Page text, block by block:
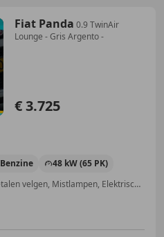
Fiat Panda 0.9 TwinAir
Lounge - Gris Argento -
€ 3.725
Benzine
48 kW (65 PK)
Met onderhoudshistorie, Lichtmetalen velgen, Mistlampen, Elektrisch verstelbare buitenspiegels, Centrale deurvergrendeling met afstandsbediening, Elektrische ramen, Radio, Start/Stop-systeem